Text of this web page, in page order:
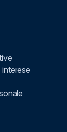
interese